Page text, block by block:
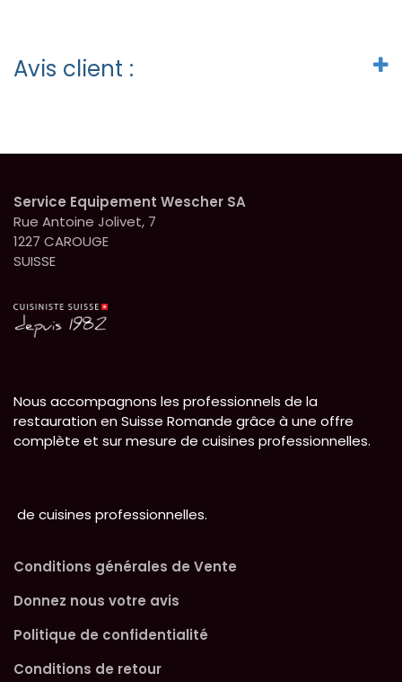
Avis client :
Service Equipement Wescher SA
Rue Antoine Jolivet, 7
1227 CAROUGE
SUISSE
Nous accompagnons les professionnels de la
restauration en Suisse Romande grâce à une offre
complète et sur mesure de cuisines professionnelles.
de cuisines professionnelles.
Conditions générales de Vente
Donnez nous votre avis
Politique de confidentialité
Conditions de retour